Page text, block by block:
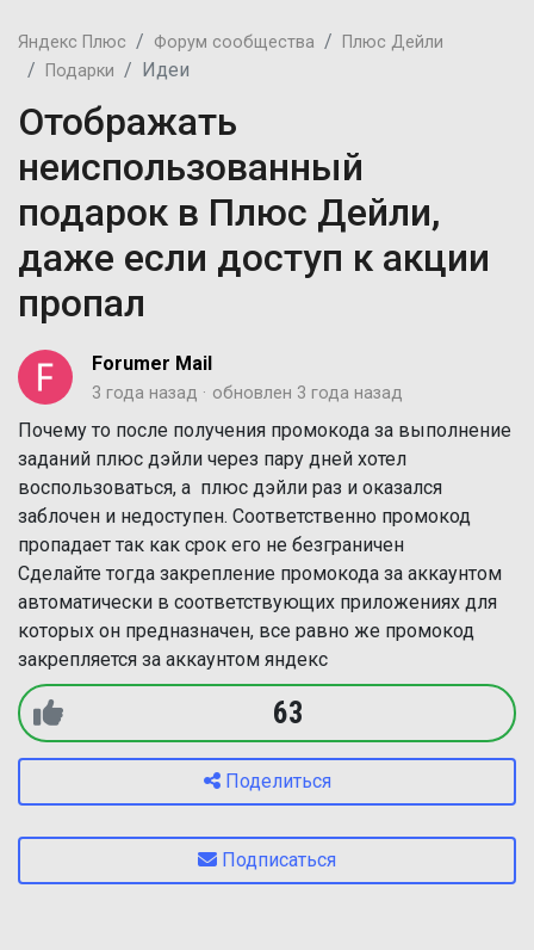
Яндекс Плюс Форум сообщества
Плюс Дейли
Подарки
Идеи
Отображать
неиспользованный
подарок в Плюс Дейли,
даже если доступ к акции
пропал
Forumer Mail
3 года назад обновлен 3 года назад
Почему то после получения промокода за выполнение
заданий плюс дэйли через пару дней хотел
воспользоваться, а плюс дэйли раз и оказался
заблочен и недоступен. Соответственно промокод
пропадает так как срок его не безграничен
Сделайте тогда закрепление промокода за аккаунтом
автоматически в соответствующих приложениях для
которых он предназначен, все равно же промокод
закрепляется за аккаунтом яндекс
63
Поделиться
Подписаться